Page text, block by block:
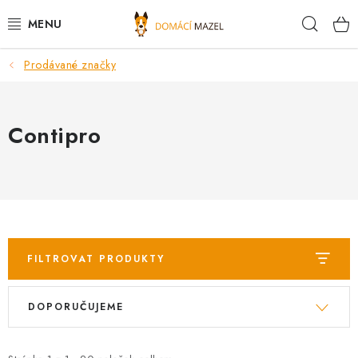
na
DOPORUČUJEME
KONĚ
PRO CHOVATELE
Prodávané značky
Contipro
FILTROVAT PRODUKTY
V
Ř
DOPORUČUJEME